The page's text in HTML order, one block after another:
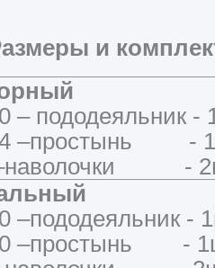
и
– пододеяльник -
–простынь -
–наволочки -
–пододеяльник -
–простынь -